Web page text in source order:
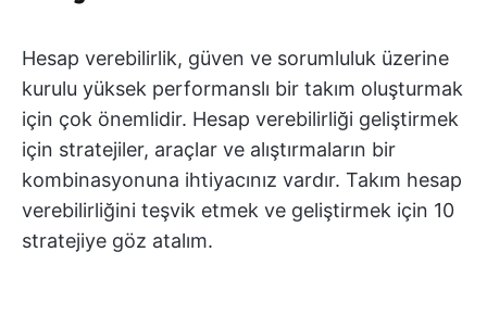
Hesap verebilirlik, güven ve sorumluluk üzerine
kurulu yüksek performanslı bir takım oluşturmak
için çok önemlidir. Hesap verebilirliği geliştirmek
için stratejiler, araçlar ve alıştırmaların bir
kombinasyonuna ihtiyacınız vardır. Takım hesap
verebilirliğini teşvik etmek ve geliştirmek için 10
stratejiye göz atalım.